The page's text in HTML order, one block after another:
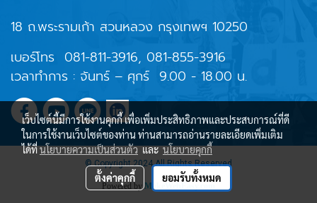
18 ถ.พระรามเก้า สวนหลวง กรุงเทพฯ 10250
เบอร์โทร 081-811-3916, 081-855-3916
เวลาทำการ : จันทร์ – ศุกร์ 9.00 - 18.00 น.
© Copyright 2024 All Rights Reserved
Powered byMakeWebEasy.com
เว็บไซต์นี้มีการใช้งานคุกกี้ เพื่อเพิ่มประสิทธิภาพและประสบการณ์ที่ดี
ในการใช้งานเว็บไซต์ของท่าน ท่านสามารถอ่านรายละเอียดเพิ่มเติม
ได้ที่นโยบายความเป็นส่วนตัวและนโยบายคุกกี้
ตั้งค่าคุกกี้ ยอมรับทั้งหมด